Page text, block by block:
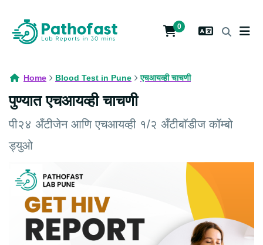
0
Home Blood Test in Pune एचआयव्ही चाचणी
पुण्यात एचआयव्ही चाचणी
पी२४ अँटीजेन आणि एचआयव्ही १/२ अँटीबॉडीज कॉम्बो
ड्युओ